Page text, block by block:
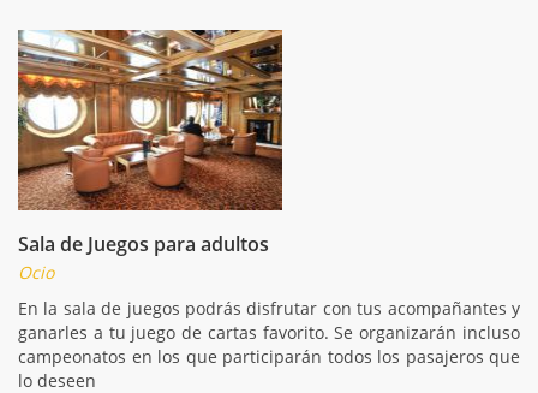
Sala de Juegos para adultos
Ocio
En la sala de juegos podrás disfrutar con tus acompañantes y
ganarles a tu juego de cartas favorito. Se organizarán incluso
campeonatos en los que participarán todos los pasajeros que
lo deseen